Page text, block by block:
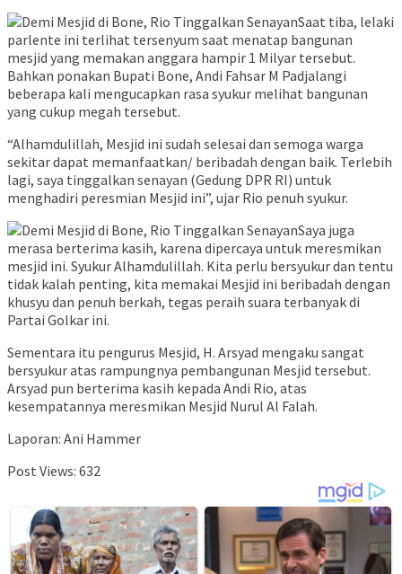
Saat tiba, lelaki
parlente ini terlihat tersenyum saat menatap bangunan
mesjid yang memakan anggara hampir 1 Milyar tersebut.
Bahkan ponakan Bupati Bone, Andi Fahsar M Padjalangi
beberapa kali mengucapkan rasa syukur melihat bangunan
yang cukup megah tersebut.
“Alhamdulillah, Mesjid ini sudah selesai dan semoga warga
sekitar dapat memanfaatkan/ beribadah dengan baik. Terlebih
lagi, saya tinggalkan senayan (Gedung DPR RI) untuk
menghadiri peresmian Mesjid ini”, ujar Rio penuh syukur.
Saya juga
merasa berterima kasih, karena dipercaya untuk meresmikan
mesjid ini. Syukur Alhamdulillah. Kita perlu bersyukur dan tentu
tidak kalah penting, kita memakai Mesjid ini beribadah dengan
khusyu dan penuh berkah, tegas peraih suara terbanyak di
Partai Golkar ini.
Sementara itu pengurus Mesjid, H. Arsyad mengaku sangat
bersyukur atas rampungnya pembangunan Mesjid tersebut.
Arsyad pun berterima kasih kepada Andi Rio, atas
kesempatannya meresmikan Mesjid Nurul Al Falah.
Laporan: Ani Hammer
Post Views: 632